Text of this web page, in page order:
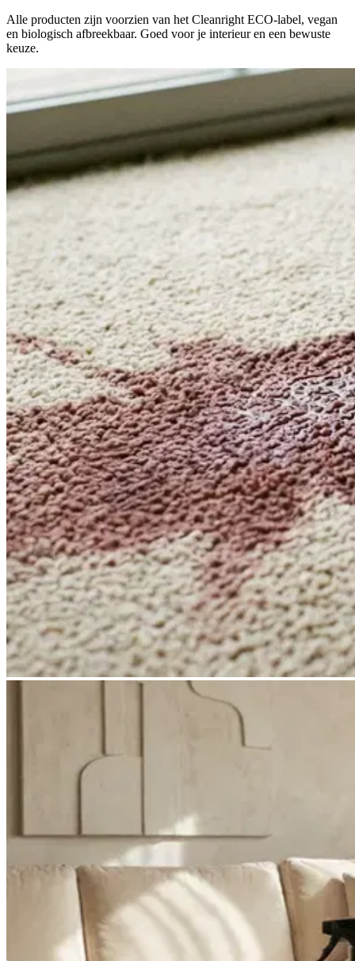
Alle producten zijn voorzien van het Cleanright ECO-label, vegan
en biologisch afbreekbaar. Goed voor je interieur en een bewuste
keuze.